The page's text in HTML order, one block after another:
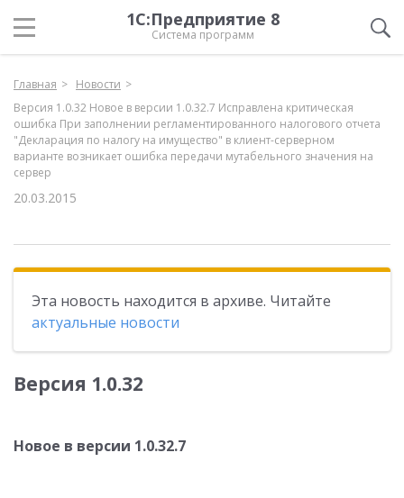
1С:Предприятие 8
Система программ
Главная
Новости
Версия 1.0.32 Новое в версии 1.0.32.7 Исправлена критическая
ошибка При заполнении регламентированного налогового отчета
"Декларация по налогу на имущество" в клиент-серверном
варианте возникает ошибка передачи мутабельного значения на
сервер
20.03.2015
Эта новость находится в архиве. Читайте
актуальные новости
Версия 1.0.32
Новое в версии 1.0.32.7